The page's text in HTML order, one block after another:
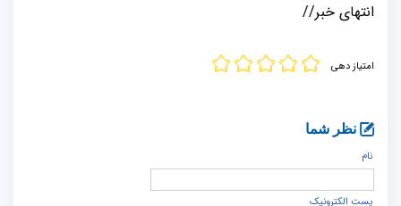
انتهای خبر//
امتیاز دهی
نظر شما
نام
پست الكترونيک